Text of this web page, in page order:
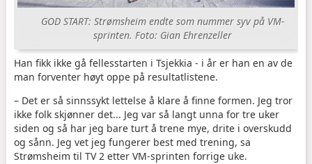
GOD START: Strømsheim endte som nummer syv på VM-
sprinten. Foto: Gian Ehrenzeller
Han fikk ikke gå fellesstarten i Tsjekkia - i år er han en av de
man forventer høyt oppe på resultatlistene.
– Det er så sinnssykt lettelse å klare å finne formen. Jeg tror
ikke folk skjønner det... Jeg var så langt unna for tre uker
siden og så har jeg bare turt å trene mye, drite i overskudd
og sånn. Jeg vet jeg fungerer best med trening, sa
Strømsheim til TV 2 etter VM-sprinten forrige uke.